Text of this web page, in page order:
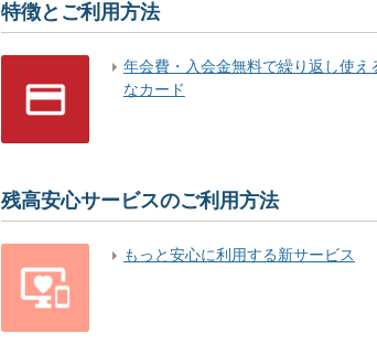
特徴とご利用方法
年会費・入会金無料で繰り返し使え
なカード
残高安心サービスのご利用方法
もっと安心に利用する新サービス